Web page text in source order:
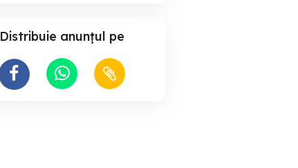
Distribuie anunțul pe